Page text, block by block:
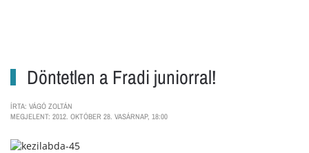
Döntetlen a Fradi juniorral!
ÍRTA: VÁGÓ ZOLTÁN
MEGJELENT: 2012. OKTÓBER 28. VASÁRNAP, 18:00